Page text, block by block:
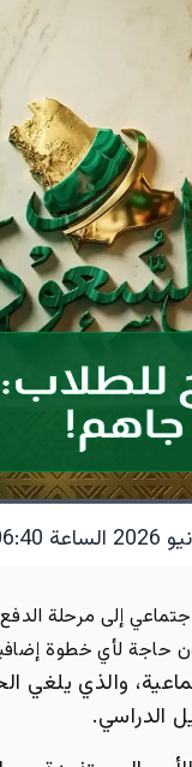
إلى مرحلة الدفع
حاجة لأي خطوة
والذي يلغي
الدراسي.